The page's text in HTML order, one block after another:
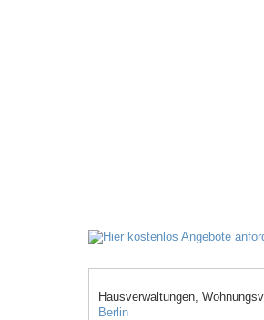
Hausverwaltungen,
Berlin